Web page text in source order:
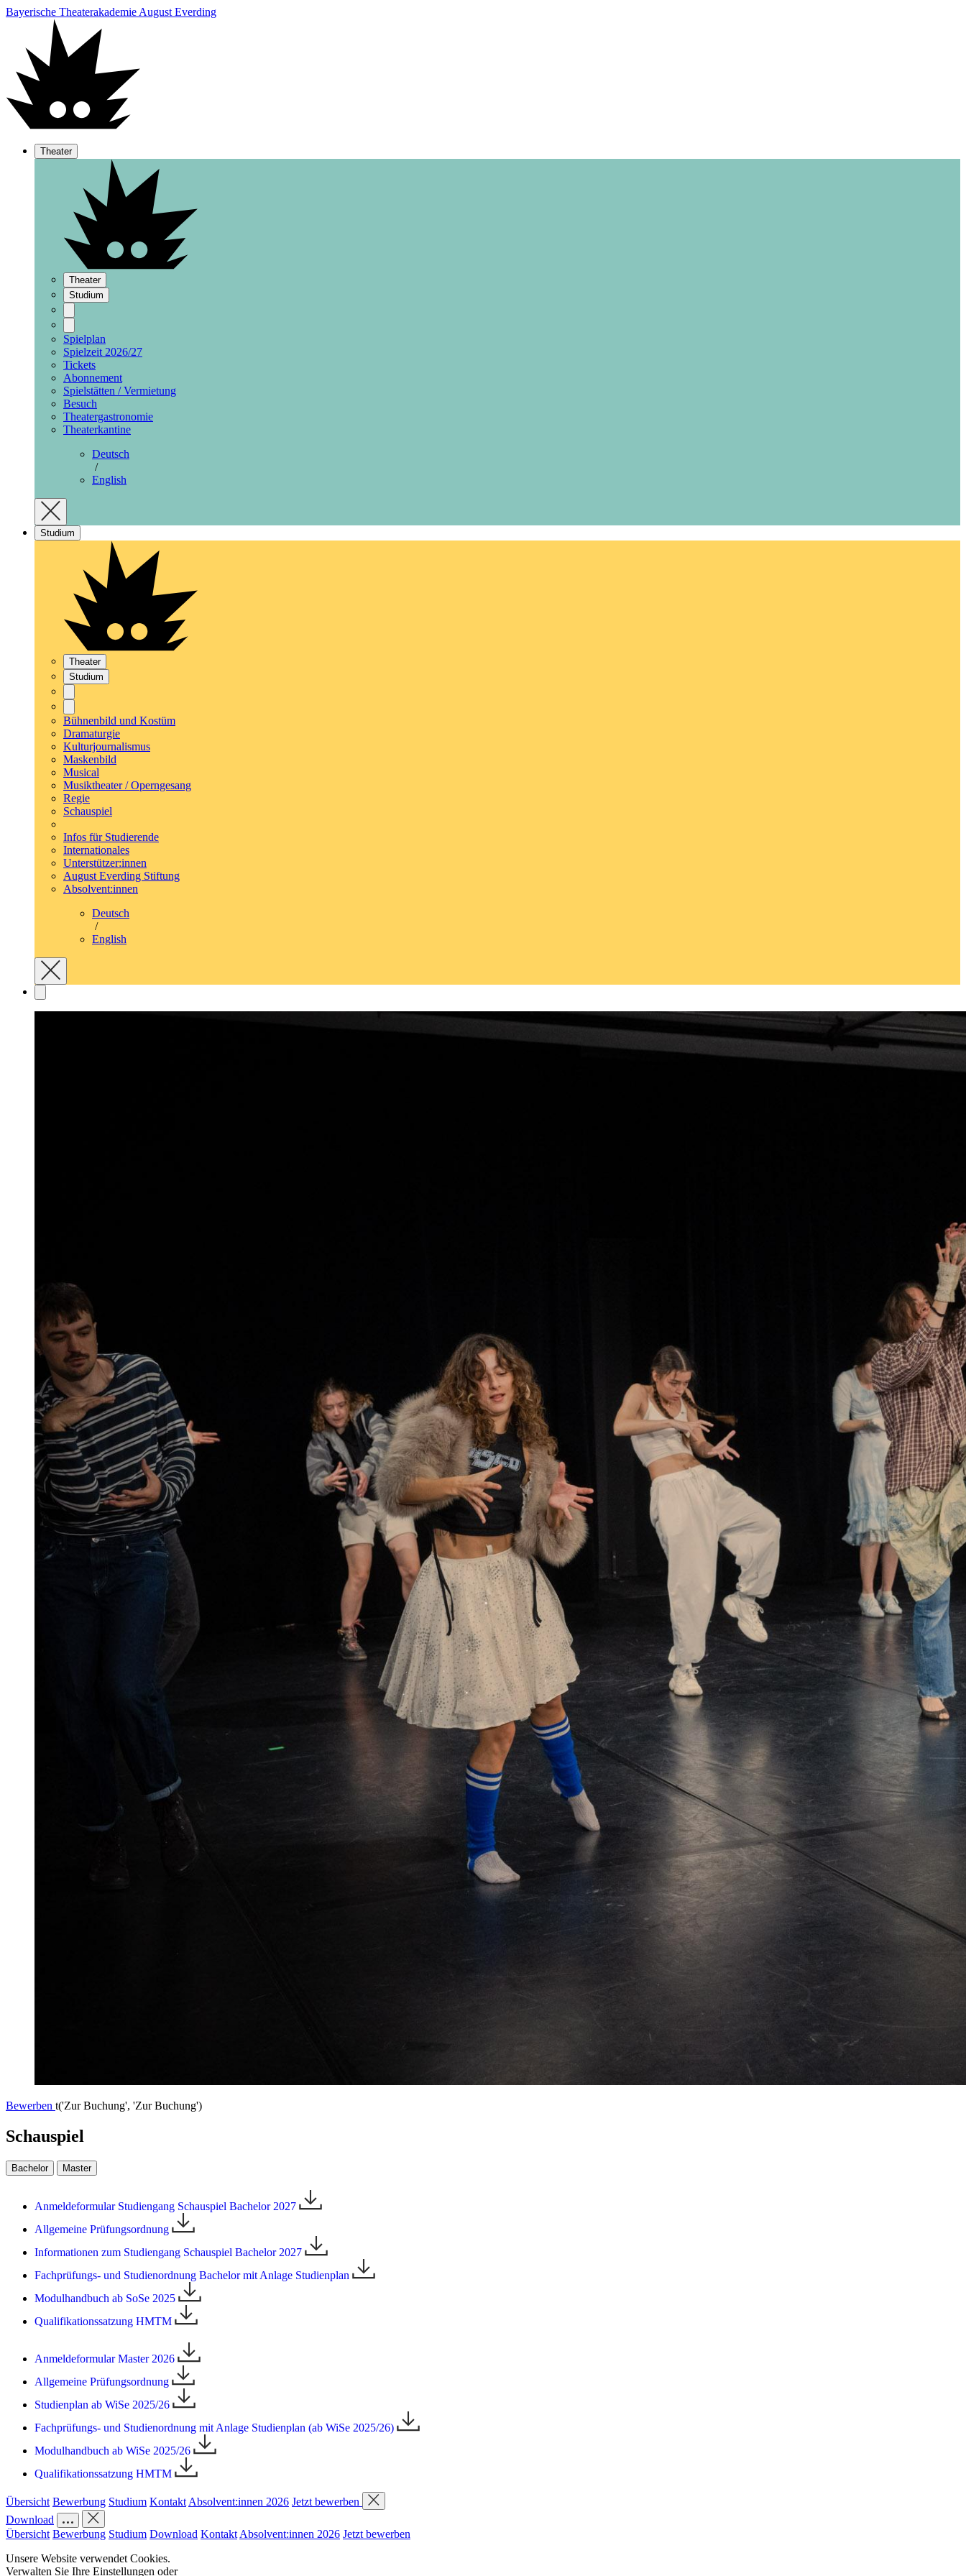
Bayerische Theaterakademie August Everding
Theater
Theater
Studium
Spielplan
Spielzeit 2026/27
Tickets
Abonnement
Spielstätten / Vermietung
Besuch
Theatergastronomie
Theaterkantine
Deutsch
/
English
Studium
Theater
Studium
Bühnenbild und Kostüm
Dramaturgie
Kulturjournalismus
Maskenbild
Musical
Musiktheater / Operngesang
Regie
Schauspiel
Infos für Studierende
Internationales
Unterstützer:innen
August Everding Stiftung
Absolvent:innen
Deutsch
/
English
Bewerben t('Zur Buchung', 'Zur Buchung')
Schauspiel
Bachelor Master
Anmeldeformular Studiengang Schauspiel Bachelor 2027
Allgemeine Prüfungsordnung
Informationen zum Studiengang Schauspiel Bachelor 2027
Fachprüfungs- und Studienordnung Bachelor mit Anlage Studienplan
Modulhandbuch ab SoSe 2025
Qualifikationssatzung HMTM
Anmeldeformular Master 2026
Allgemeine Prüfungsordnung
Studienplan ab WiSe 2025/26
Fachprüfungs- und Studienordnung mit Anlage Studienplan (ab WiSe 2025/26)
Modulhandbuch ab WiSe 2025/26
Qualifikationssatzung HMTM
Übersicht Bewerbung Studium Kontakt Absolvent:innen 2026 Jetzt bewerben
Download
Übersicht Bewerbung Studium Download Kontakt Absolvent:innen 2026 Jetzt bewerben
Unsere Website verwendet Cookies.
Verwalten Sie Ihre Einstellungen oder